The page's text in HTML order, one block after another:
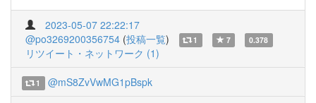
2023-05-07 22:22:17
@po3269200356754 (投稿一覧) 1 7 0.378
リツイート・ネットワーク (1)
1 @mS8ZvVwMG1pBspk